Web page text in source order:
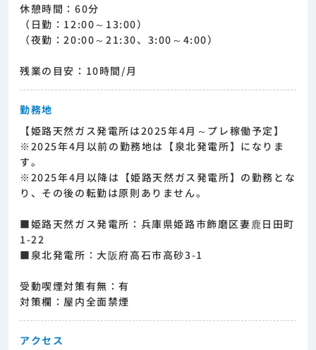
休憩時間：60分
（日勤：12:00～13:00）
（夜勤：20:00～21:30、3:00～4:00）
残業の目安：10時間/月
勤務地
【姫路天然ガス発電所は2025年4月～プレ稼働予定】
※2025年4月以前の勤務地は【泉北発電所】になりま
す。
※2025年4月以降は【姫路天然ガス発電所】の勤務とな
り、その後の転勤は原則ありません。
■姫路天然ガス発電所：兵庫県姫路市飾磨区妻鹿日田町
1-22
■泉北発電所：大阪府高石市高砂3-1
受動喫煙対策有無：有
対策欄：屋内全面禁煙
アクセス